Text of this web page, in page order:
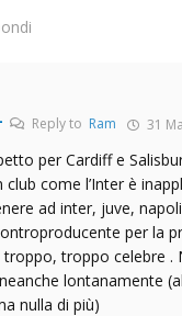
Reply to Ram 31
per Cardiff e
come l’Inter è
ad inter, juve,
per la
troppo, troppo celebre .
lontanamente
nulla di più)